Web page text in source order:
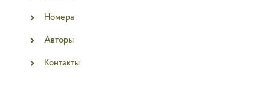
Номера
Авторы
Контакты